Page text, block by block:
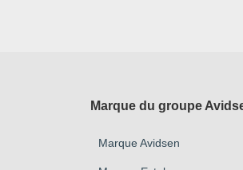
Marque du groupe
Marque Avidsen